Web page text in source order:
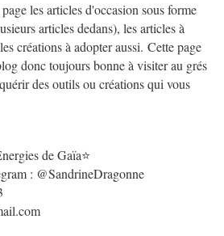
les articles d'occasion sous forme
articles dedans), les articles à
créations à adopter aussi. Cette page
donc toujours bonne à visiter au grés
des outils ou créations qui vous
de Gaïa⭐
: @SandrineDragonne